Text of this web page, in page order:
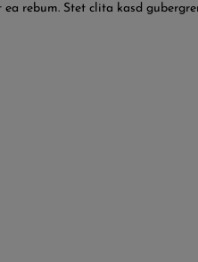
rebum. Stet clita kasd